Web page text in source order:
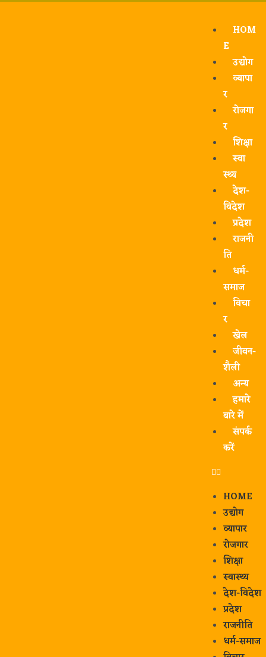
HOM
E
उद्योग
व्यापा
र
रोजगा
र
शिक्षा
स्वा
स्थ्य
देश-
विदेश
प्रदेश
राजनी
ति
धर्म-
समाज
विचा
र
खेल
जीवन-
शैली
अन्य
हमारे
बारे में
संपर्क
करें
HOME
उद्योग
व्यापार
रोजगार
शिक्षा
स्वास्थ्य
देश-विदेश
प्रदेश
राजनीति
धर्म-समाज